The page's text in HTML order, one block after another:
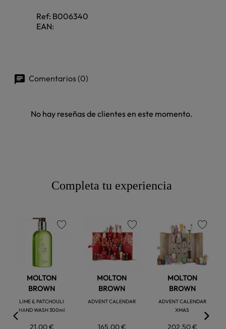
Ref: B006340
EAN:
Comentarios (0)
No hay reseñas de clientes en este momento.
Completa tu experiencia
MOLTON
BROWN
LIME & PATCHOULI
HAND WASH 300ml
21,00 €
MOLTON
BROWN
ADVENT CALENDAR
165,00 €
favorite
MOLTON
BROWN
ADVENT CALENDAR
XMAS
202,50 €
favorite